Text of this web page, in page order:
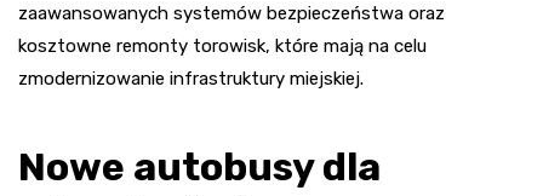
zaawansowanych systemów bezpieczeństwa oraz
kosztowne remonty torowisk, które mają na celu
zmodernizowanie infrastruktury miejskiej.
Nowe autobusy dla